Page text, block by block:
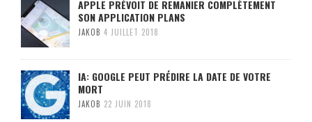
APPLE PRÉVOIT DE REMANIER COMPLÈTEMENT
SON APPLICATION PLANS
JAKOB 4 JUILLET 2018
IA: GOOGLE PEUT PRÉDIRE LA DATE DE VOTRE
MORT
JAKOB 22 JUIN 2018